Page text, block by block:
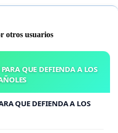
otros usuarios
QUE DEFIENDA A LOS
QUE DEFIENDA A LOS